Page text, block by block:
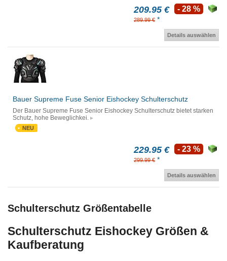
209.95 €
289.99 € *
- 28 %
Details auswählen
Bauer Supreme Fuse Senior Eishockey Schulterschutz
Der Bauer Supreme Fuse Senior Eishockey Schulterschutz bietet starken
Schutz, hohe Beweglichkei.
NEU
229.95 €
299.99 € *
- 23 %
Details auswählen
Schulterschutz Größentabelle
Schulterschutz Eishockey Größen &
Kaufberatung